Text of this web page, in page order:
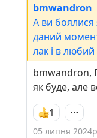
bmwandron
А ви
даний
лак і в любий
поклеїти
bmwandron,
як буде, але
1
05 липня